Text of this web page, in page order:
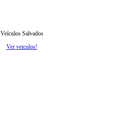
Veículos Salvados
Ver veiculos!